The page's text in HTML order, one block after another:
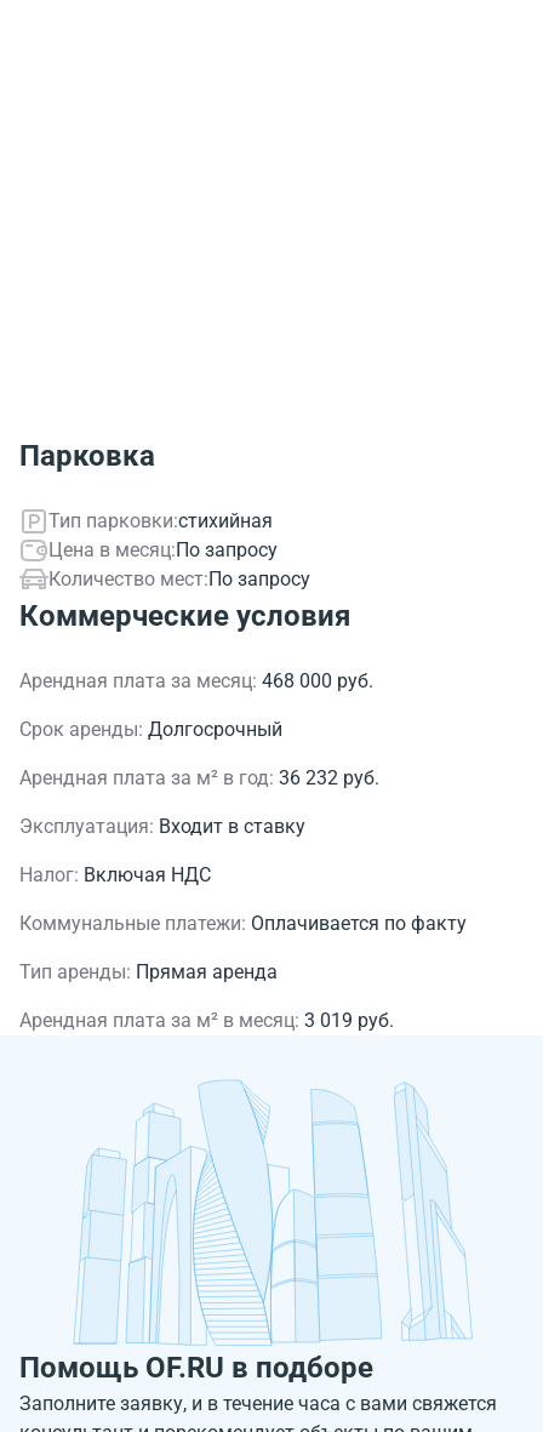
Парковка
Тип парковки:стихийная
Цена в месяц:По запросу
Количество мест:По запросу
Коммерческие условия
Арендная плата за месяц: 468 000 руб.
Срок аренды: Долгосрочный
Арендная плата за м² в год: 36 232 руб.
Эксплуатация: Входит в ставку
Налог: Включая НДС
Коммунальные платежи: Оплачивается по факту
Тип аренды: Прямая аренда
Арендная плата за м² в месяц: 3 019 руб.
Помощь OF.RU в подборе
Заполните заявку, и в течение часа с вами свяжется